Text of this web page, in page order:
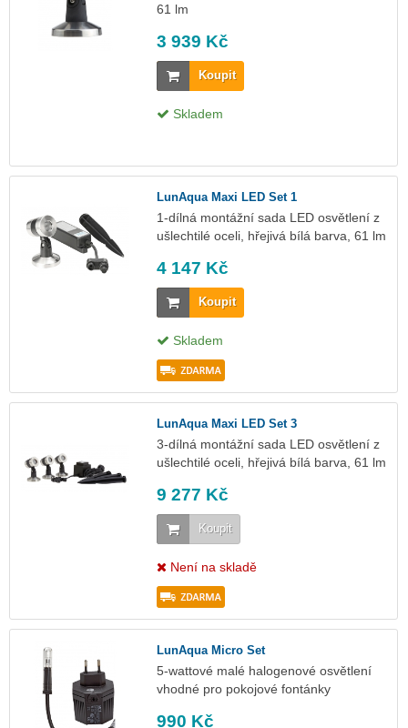
61 lm
3 939 Kč
Koupit
Skladem
LunAqua Maxi LED Set 1
1-dílná montážní sada LED osvětlení z
ušlechtilé oceli, hřejivá bílá barva, 61 lm
4 147 Kč
Koupit
Skladem
LunAqua Maxi LED Set 3
3-dílná montážní sada LED osvětlení z
ušlechtilé oceli, hřejivá bílá barva, 61 lm
9 277 Kč
Koupit
Není na skladě
LunAqua Micro Set
5-wattové malé halogenové osvětlení
vhodné pro pokojové fontánky
990 Kč